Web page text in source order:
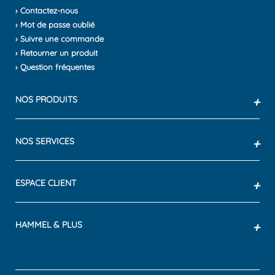
› Contactez-nous
› Mot de passe oublié
› Suivre une commande
› Retourner un produit
› Question fréquentes
NOS PRODUITS +
NOS SERVICES +
ESPACE CLIENT +
HAMMEL & PLUS +